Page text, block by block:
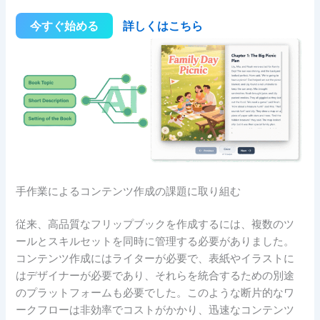
今すぐ始める 詳しくはこちら
手作業によるコンテンツ作成の課題に取り組む
従来、高品質なフリップブックを作成するには、複数のツ
ールとスキルセットを同時に管理する必要がありました。
コンテンツ作成にはライターが必要で、表紙やイラストに
はデザイナーが必要であり、それらを統合するための別途
のプラットフォームも必要でした。このような断片的なワ
ークフローは非効率でコストがかかり、迅速なコンテンツ